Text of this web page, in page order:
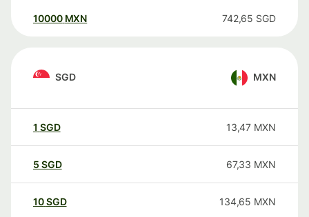
10000 MXN 742,65 SGD
SGD MXN
1 SGD 13,47 MXN
5 SGD 67,33 MXN
10SGD 134,65 MXN